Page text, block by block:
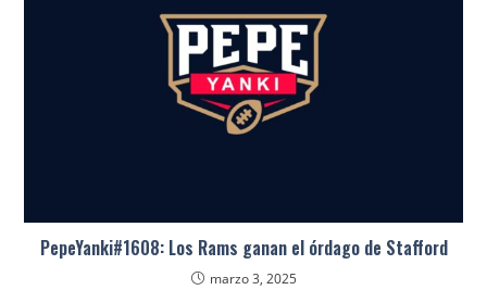
PepeYanki#1608: Los Rams ganan el órdago de Stafford
marzo 3, 2025